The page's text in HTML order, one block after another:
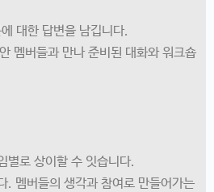
대한 답변을 남깁니다.
멤버들과 만나 준비된 대화와 워크숍
별로 상이할 수 잇습니다.
. 멤버들의 생각과 참여로 만들어가는